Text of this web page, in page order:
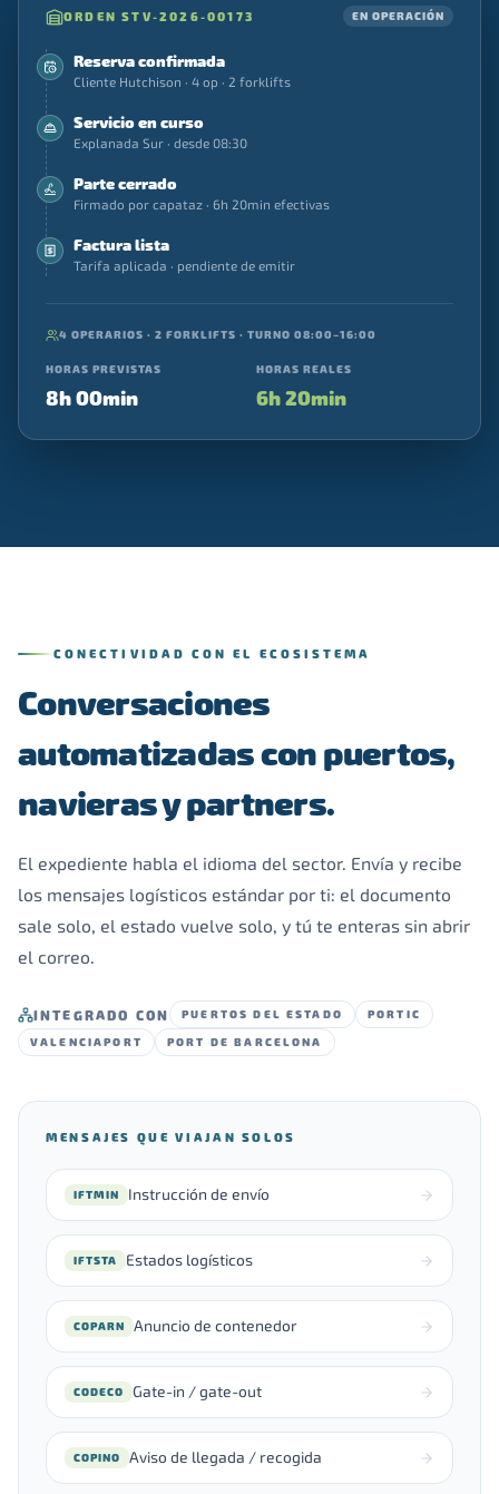
ORDEN STV-2026-00173 EN OPERACIÓN
Reserva confirmada
Cliente Hutchison · 4 op · 2 forklifts
Servicio en curso
Explanada Sur · desde 08:30
Parte cerrado
Firmado por capataz · 6h 20min efectivas
Factura lista
Tarifa aplicada · pendiente de emitir
4 OPERARIOS · 2 FORKLIFTS · TURNO 08:00–16:00
HORAS PREVISTAS
8h 00min
HORAS REALES
6h 20min
CONECTIVIDAD CON EL ECOSISTEMA
Conversaciones
automatizadas con puertos,
navieras y partners.
El expediente habla el idioma del sector. Envía y recibe
los mensajes logísticos estándar por ti: el documento
sale solo, el estado vuelve solo, y tú te enteras sin abrir
el correo.
INTEGRADO CON PUERTOS DEL ESTADO PORTIC
VALENCIAPORT PORT DE BARCELONA
MENSAJES QUE VIAJAN SOLOS
IFTMIN Instrucción de envío
IFTSTA Estados logísticos
COPARN Anuncio de contenedor
CODECO Gate-in / gate-out
COPINO Aviso de llegada / recogida